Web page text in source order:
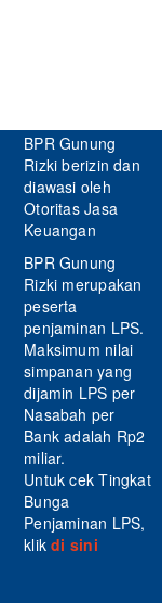
BPR Gunung
Rizki berizin dan
diawasi oleh
Otoritas Jasa
Keuangan
BPR Gunung
Rizki merupakan
peserta
penjaminan LPS.
Maksimum nilai
simpanan yang
dijamin LPS per
Nasabah per
Bank adalah Rp2
miliar.
Untuk cek Tingkat
Bunga
Penjaminan LPS,
klik di sini